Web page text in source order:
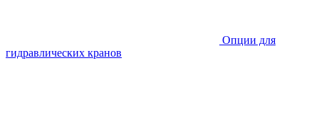
Опции для
гидравлических кранов